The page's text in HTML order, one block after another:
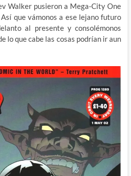
Walker pusieron a Mega-City One
que vámonos a ese lejano futuro
al presente y consolémonos
lo que cabe las cosas podrían ir aun